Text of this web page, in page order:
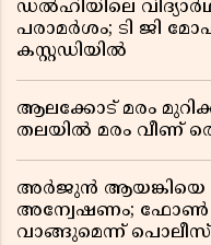
ഡൽഹിയിലെ
പരാമർശം; ടി ജി
കസ്റ്റഡിയിൽ
ആലക്കോട് മരം
തലയിൽ മരം വീണ്
അർജുൻ ആയങ്കിയെ
അന്വേഷണം; ഫോൺ
വാങ്ങുമെന്ന് പൊലീസ്